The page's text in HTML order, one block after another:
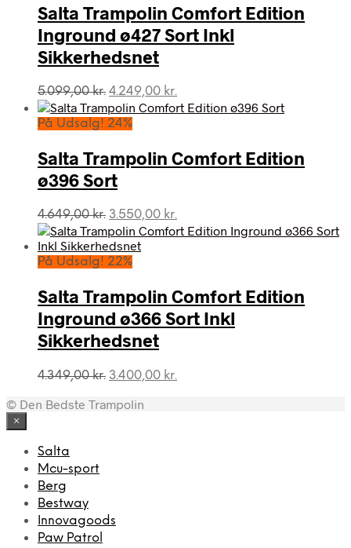
Salta Trampolin Comfort Edition
Inground ø427 Sort Inkl
Sikkerhedsnet
5.099,00kr. Den
oprindelige
pris
5.099,00 kr..
4.249,00 kr.
aktuelle
4.249,00 kr..
På Udsalg! 24%
Salta Trampolin Comfort Edition
ø396 Sort
4.649,00kr. Den
oprindelige
pris
var:
3.550,00 kr.
aktuelle
På Udsalg! 22%
Salta Trampolin Comfort Edition
Inground ø366 Sort Inkl
Sikkerhedsnet
4.349,00kr. Den
pris
3.400,00 kr.
© Den Bedste Trampolin
×
Salta
Mcu-sport
Berg
Bestway
Innovagoods
Paw Patrol